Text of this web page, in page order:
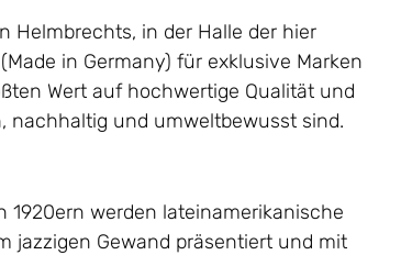
Helmbrechts, in der Halle der hier
in Germany) für exklusive Marken
Wert auf hochwertige Qualität und
nachhaltig und umweltbewusst sind.
werden lateinamerikanische
jazzigen Gewand präsentiert und mit